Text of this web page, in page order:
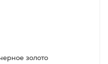
золото